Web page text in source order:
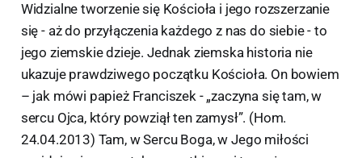
Widzialne tworzenie się Kościoła i jego rozszerzanie
się - aż do przyłączenia każdego z nas do siebie - to
jego ziemskie dzieje. Jednak ziemska historia nie
ukazuje prawdziwego początku Kościoła. On bowiem
– jak mówi papież Franciszek - „zaczyna się tam, w
sercu Ojca, który powziął ten zamysł”. (Hom.
24.04.2013) Tam, w Sercu Boga, w Jego miłości